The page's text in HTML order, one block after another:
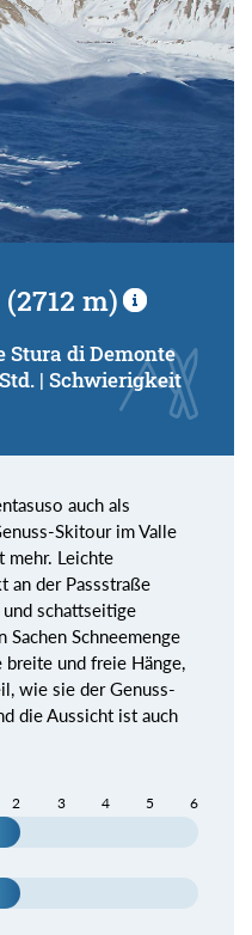
m)
Stura di Demonte
| Schwierigkeit
auch als
Skitour im Valle
mehr. Leichte
an der Passstraße
schattseitige
Schneemenge
und freie Hänge,
wie sie der Genuss-
die Aussicht ist auch
2 3 4 5 6